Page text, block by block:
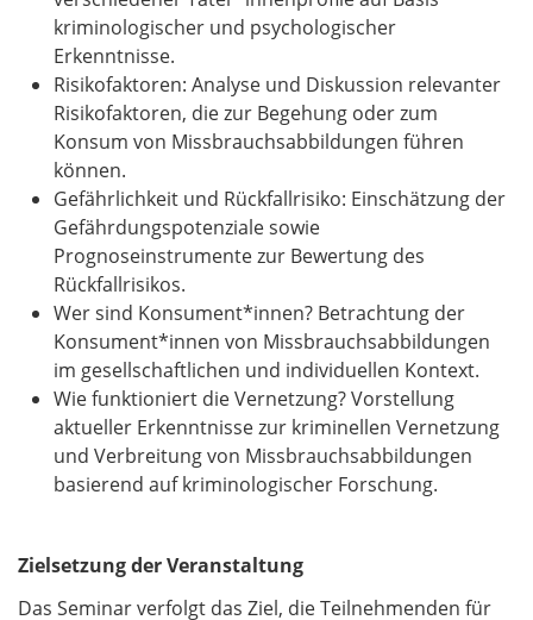
kriminologischer und psychologischer
Erkenntnisse.
Risikofaktoren: Analyse und Diskussion relevanter
Risikofaktoren, die zur Begehung oder zum
Konsum von Missbrauchsabbildungen führen
können.
Gefährlichkeit und Rückfallrisiko: Einschätzung der
Gefährdungspotenziale sowie
Prognoseinstrumente zur Bewertung des
Rückfallrisikos.
Wer sind Konsument*innen? Betrachtung der
Konsument*innen von Missbrauchsabbildungen
im gesellschaftlichen und individuellen Kontext.
Wie funktioniert die Vernetzung? Vorstellung
aktueller Erkenntnisse zur kriminellen Vernetzung
und Verbreitung von Missbrauchsabbildungen
basierend auf kriminologischer Forschung.
Zielsetzung der Veranstaltung
Das Seminar verfolgt das Ziel, die Teilnehmenden für